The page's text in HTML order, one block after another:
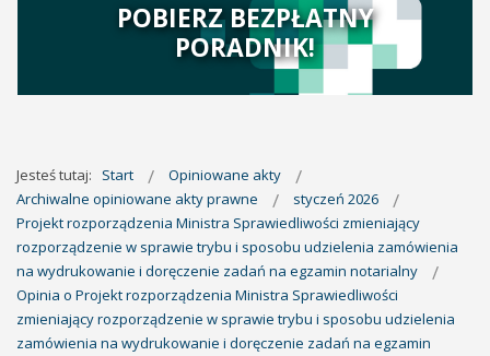
POBIERZ BEZPŁATNY
PORADNIK!
Jesteś tutaj: Start
Opiniowane akty
Archiwalne opiniowane akty prawne
styczeń 2026
Projekt rozporządzenia Ministra Sprawiedliwości zmieniający
rozporządzenie w sprawie trybu i sposobu udzielenia zamówienia
na wydrukowanie i doręczenie zadań na egzamin notarialny
Opinia o Projekt rozporządzenia Ministra Sprawiedliwości
zmieniający rozporządzenie w sprawie trybu i sposobu udzielenia
zamówienia na wydrukowanie i doręczenie zadań na egzamin